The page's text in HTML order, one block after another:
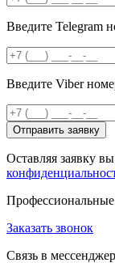
Введите Telegram
Введите Viber
Отправить заявку
Оставляя заявку
Заказать звонок
Связь в